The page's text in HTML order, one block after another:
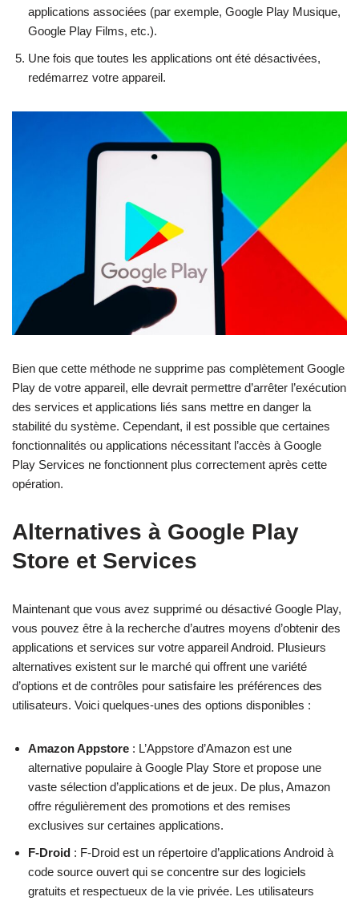
applications associées (par exemple, Google Play Musique,
Google Play Films, etc.).
Une fois que toutes les applications ont été désactivées,
redémarrez votre appareil.
Bien que cette méthode ne supprime pas complètement Google
Play de votre appareil, elle devrait permettre d’arrêter l’exécution
des services et applications liés sans mettre en danger la
stabilité du système. Cependant, il est possible que certaines
fonctionnalités ou applications nécessitant l’accès à Google
Play Services ne fonctionnent plus correctement après cette
opération.
Alternatives à Google Play
Store et Services
Maintenant que vous avez supprimé ou désactivé Google Play,
vous pouvez être à la recherche d’autres moyens d’obtenir des
applications et services sur votre appareil Android. Plusieurs
alternatives existent sur le marché qui offrent une variété
d’options et de contrôles pour satisfaire les préférences des
utilisateurs. Voici quelques-unes des options disponibles :
Amazon Appstore : L’Appstore d’Amazon est une
alternative populaire à Google Play Store et propose une
vaste sélection d’applications et de jeux. De plus, Amazon
offre régulièrement des promotions et des remises
exclusives sur certaines applications.
F-Droid : F-Droid est un répertoire d’applications Android à
code source ouvert qui se concentre sur des logiciels
gratuits et respectueux de la vie privée. Les utilisateurs